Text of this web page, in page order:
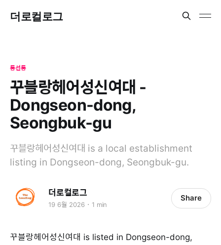
더로컬로그
동선동
꾸블랑헤어성신여대 -
Dongseon-dong,
Seongbuk-gu
꾸블랑헤어성신여대 is a local establishment
listing in Dongseon-dong, Seongbuk-gu.
더로컬로그
19 6월 2026 1 min
Share
꾸블랑헤어성신여대 is listed in Dongseon-dong,